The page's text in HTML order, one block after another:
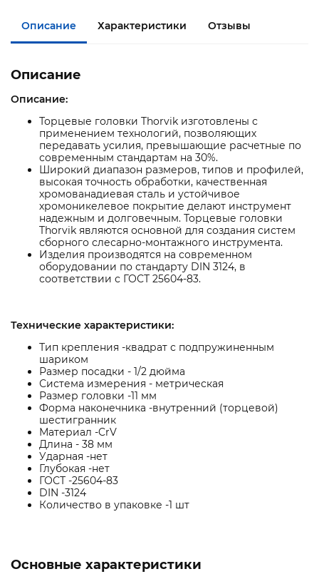
Описание Характеристики Отзывы
Описание
Описание:
Торцевые головки Thorvik изготовлены с
применением технологий, позволяющих
передавать усилия, превышающие расчетные по
современным стандартам на 30%.
Широкий диапазон размеров, типов и профилей,
высокая точность обработки, качественная
хромованадиевая сталь и устойчивое
хромоникелевое покрытие делают инструмент
надежным и долговечным. Торцевые головки
Thorvik являются основной для создания систем
сборного слесарно-монтажного инструмента.
Изделия производятся на современном
оборудовании по стандарту DIN 3124, в
соответствии с ГОСТ 25604-83.
Технические характеристики:
Тип крепления -квадрат с подпружиненным
шариком
Размер посадки - 1/2 дюйма
Система измерения - метрическая
Размер головки -11 мм
Форма наконечника -внутренний (торцевой)
шестигранник
Материал -CrV
Длина - 38 мм
Ударная -нет
Глубокая -нет
ГОСТ -25604-83
DIN -3124
Количество в упаковке -1 шт
Основные характеристики